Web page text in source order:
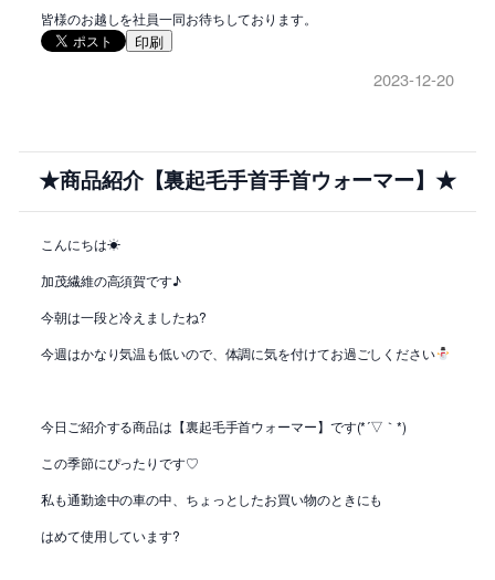
皆様のお越しを社員一同お待ちしております。
印刷
2023-12-20
★商品紹介【裏起毛手首手首ウォーマー】★
こんにちは☀
加茂繊維の高須賀です♪
今朝は一段と冷えましたね?
今週はかなり気温も低いので、体調に気を付けてお過ごしください
今日ご紹介する商品は【裏起毛手首ウォーマー】です(*´▽｀*)
この季節にぴったりです♡
私も通勤途中の車の中、ちょっとしたお買い物のときにも
はめて使用しています?